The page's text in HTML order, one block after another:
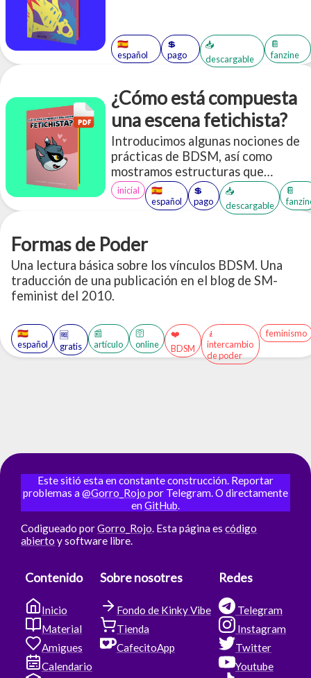
🇪🇸
español
💲
pago
📥
descargable
📔
fanzine
¿Cómo está compuesta
una escena fetichista?
Introducimos algunas nociones de
prácticas de BDSM, así como
mostramos estructuras que
podemos usar para jugar. Con
énfasis en la comunicación activa,
el consentimiento y el cuidado.
inicial
🇪🇸
español
💲
pago
📥
descargable
📔
Formas de Poder
Una lectura básica sobre los vínculos BDSM. Una
traducción de una publicación en el blog de SM-
feminist del 2010.
🇪🇸
español
🆓
gratis
📰
artículo
🛜
online
❤️
BDSM
🧎
intercambio
de poder
feminismo
Este sitió esta en constante construcción. Reportar
problemas a@Gorro_Rojo por Telegram. O directamente
enGitHub.
Codigueado porGorro_Rojo. Esta página escódigo
abierto y software libre.
Contenido
Inicio
Material
Amigues
Calendario
Sobre nosotres
Fondo de Kinky Vibe
Tienda
CafecitoApp
Redes
Telegram
Instagram
Twitter
Youtube